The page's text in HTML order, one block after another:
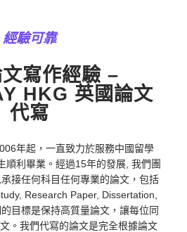
經驗可靠
寫作經驗 –
HKG 英國論文
代寫
年起，一直致力於服務中國留學
順利畢業。經過15年的發展, 我們團
接任何科目任何專業的論文，包括
Research Paper, Dissertation,
目標是保持高質量論文，讓每位同
。我們代寫的論文是完全根據論文